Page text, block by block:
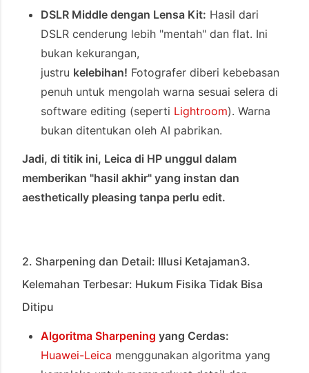
DSLR Middle dengan Lensa Kit: Hasil dari
DSLR cenderung lebih "mentah" dan flat. Ini
bukan kekurangan,
justru kelebihan! Fotografer diberi kebebasan
penuh untuk mengolah warna sesuai selera di
software editing (seperti Lightroom). Warna
bukan ditentukan oleh AI pabrikan.
Jadi, di titik ini, Leica di HP unggul dalam
memberikan "hasil akhir" yang instan dan
aesthetically pleasing tanpa perlu edit.
2. Sharpening dan Detail: Illusi Ketajaman3.
Kelemahan Terbesar: Hukum Fisika Tidak Bisa
Ditipu
Algoritma Sharpening yang Cerdas:
Huawei-Leica menggunakan algoritma yang